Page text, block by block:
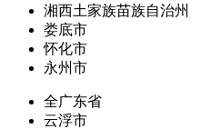
湘西土家族苗族自治州
娄底市
怀化市
永州市
全广东省
云浮市